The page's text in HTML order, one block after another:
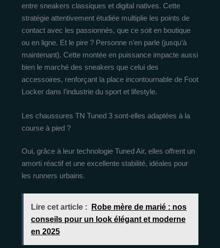
entre sneakers classiques et digital natives. Cette
stratégie attentivement étudiée multiplie les points de
contact avec les passionnés, que ce soit en boutique
ou en ligne. Et le pire ? Personne n’en parle (jusqu’à
maintenant). Cette montée en puissance impacte aussi
bien le marché des sneakers que celui des
accessoires, renforçant la place incontournable de Foot
Locker dans l’industrie du sport et lifestyle.
Les chaussures TN Tuned 3 sont-elles adaptées à la
course à pied ?
Oui, grâce à leur technologie Tuned Air, elles offrent un
amorti réactif et une excellente stabilité, idéales pour
les runners urbains.
Lire cet article :
Robe mère de marié : nos
conseils pour un look élégant et moderne
en 2025